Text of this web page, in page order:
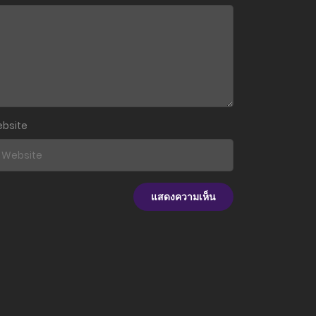
1 กุมภาพันธ์ 2024